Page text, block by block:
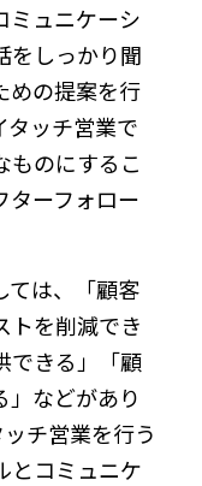
ミュニケーシ
をしっかり聞
めの提案を行
タッチ営業で
ものにするこ
ターフォロー
ては、「顧客
トを削減でき
できる」「顧
」などがあり
チ営業を行う
とコミュニケ